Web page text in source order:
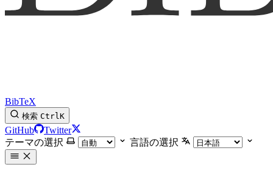
BibTeX
検索 CtrlK
GitHub
Twitter
テーマの選択
言語の選択